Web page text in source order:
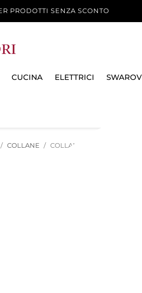
PRODOTTI SENZA SCONTO
CUCINA ELETTRICI
COLLANE COLLANA 5599153